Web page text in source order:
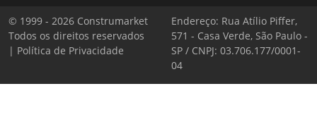
© 1999 - 2026 Construmarket
Todos os direitos reservados
| Política de Privacidade
Endereço: Rua Atílio Piffer,
571 - Casa Verde, São Paulo -
SP / CNPJ: 03.706.177/0001-
04